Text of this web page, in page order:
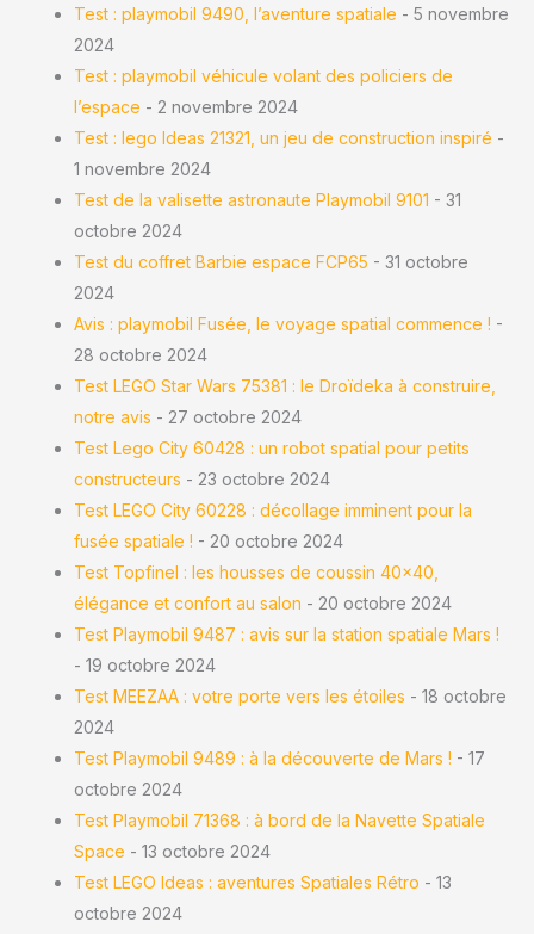
Test : playmobil 9490, l’aventure spatiale - 5 novembre
2024
Test : playmobil véhicule volant des policiers de
l’espace - 2 novembre 2024
Test : lego Ideas 21321, un jeu de construction inspiré -
1 novembre 2024
Test de la valisette astronaute Playmobil 9101 - 31
octobre 2024
Test du coffret Barbie espace FCP65 - 31 octobre
2024
Avis : playmobil Fusée, le voyage spatial commence ! -
28 octobre 2024
Test LEGO Star Wars 75381 : le Droïdeka à construire,
notre avis - 27 octobre 2024
Test Lego City 60428 : un robot spatial pour petits
constructeurs - 23 octobre 2024
Test LEGO City 60228 : décollage imminent pour la
fusée spatiale ! - 20 octobre 2024
Test Topfinel : les housses de coussin 40×40,
élégance et confort au salon - 20 octobre 2024
Test Playmobil 9487 : avis sur la station spatiale Mars !
- 19 octobre 2024
Test MEEZAA : votre porte vers les étoiles - 18 octobre
2024
Test Playmobil 9489 : à la découverte de Mars ! - 17
octobre 2024
Test Playmobil 71368 : à bord de la Navette Spatiale
Space - 13 octobre 2024
Test LEGO Ideas : aventures Spatiales Rétro - 13
octobre 2024